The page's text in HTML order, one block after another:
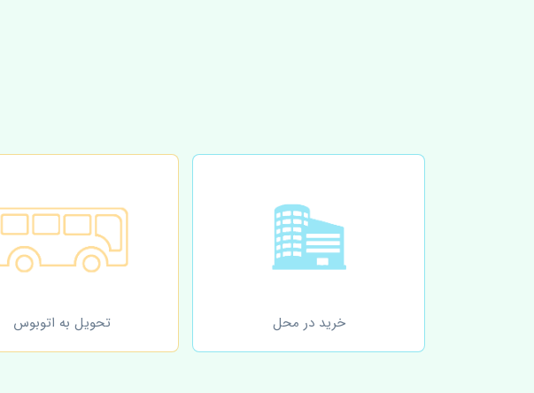
خرید در محل تحویل به اتوبوس